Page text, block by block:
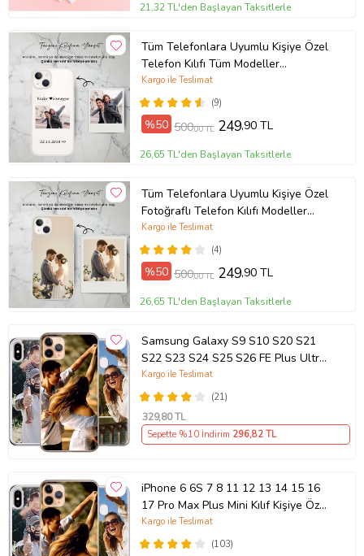
21,32 TL'den Başlayan Taksitlerle
Tüm Telefonlara Uyumlu Kişiye Özel
Telefon Kılıfı Tüm Modeller
Açıklamada
(9)
Kargo ile Teslimat
%50 500,00 TL 249,90 TL
26,65 TL'den Başlayan Taksitlerle
Tüm Telefonlara Uyumlu Kişiye Özel
Fotoğraflı Telefon Kılıfı Modeller
Açıklamada
(4)
Kargo ile Teslimat
%50 500,00 TL 249,90 TL
26,65 TL'den Başlayan Taksitlerle
Samsung Galaxy S9 S10 S20 S21
S22 S23 S24 S25 S26 FE Plus Ultra
Kılıf Kişiye Özel Resimli Fotoğraflı
Silikon
(21)
Kargo ile Teslimat
329,80 TL
Sepette %10 İndirim 296,82 TL
iPhone 6 6S 7 8 11 12 13 14 15 16
17 Pro Max Plus Mini Kılıf Kişiye Özel
Resimli Fotoğraflı Silikon
(103)
Kargo ile Teslimat